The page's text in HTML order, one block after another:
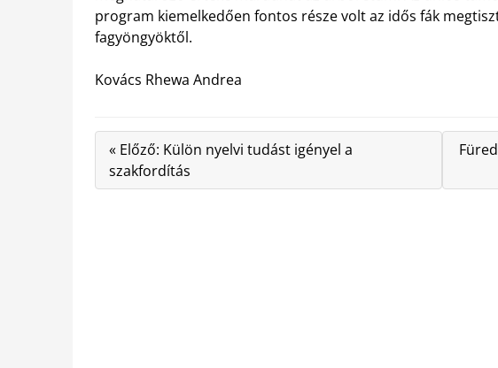
program kiemelkedően fontos része volt az idős fák
fagyöngyöktől.
Kovács Rhewa Andrea
« Előző: Külön nyelvi tudást igényel a
szakfordítás